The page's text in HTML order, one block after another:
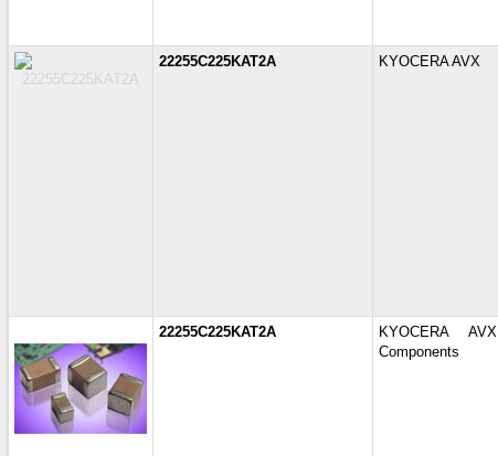
22255C225KAT2A KYOCERA AVX
22255C225KAT2A
KYOCERA AVX
Components